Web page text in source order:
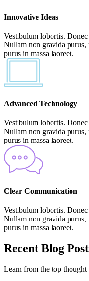
Innovative Ideas
Vestibulum lobortis.
Nullam non gravida purus,
purus in massa laoreet.
Advanced Technology
Vestibulum lobortis.
Nullam non gravida purus,
purus in massa laoreet.
Clear Communication
Vestibulum lobortis.
Nullam non gravida purus,
purus in massa laoreet.
Recent Blog
Learn from the top thought